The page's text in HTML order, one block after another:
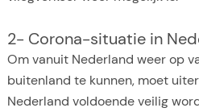
2- Corona-situatie in
Om vanuit Nederland weer op
buitenland te kunnen, moet
Nederland voldoende veilig